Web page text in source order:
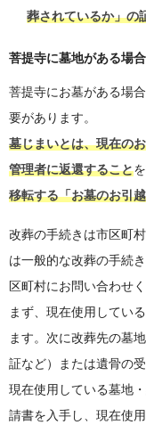
葬されているか」の
菩提寺に墓地がある場
菩提寺にお墓がある場
要があります。
墓じまいとは、現在の
管理者に返還すること
移転する「お墓のお引
改葬の手続きは市区町
は一般的な改葬の手続
区町村にお問い合わせく
まず、現在使用してい
ます。次に改葬先の墓
証など）または遺骨の
現在使用している墓地
請書を入手し、現在使